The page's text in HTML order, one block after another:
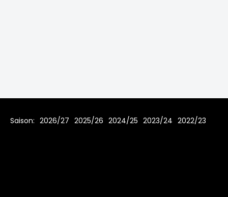
Saison: 2026/27 2025/26 2024/25 2023/24 2022/23